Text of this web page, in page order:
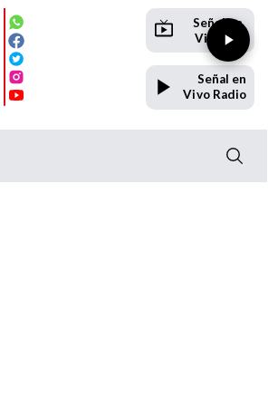
Señal en
Vivo TV
Señal en
Vivo Radio